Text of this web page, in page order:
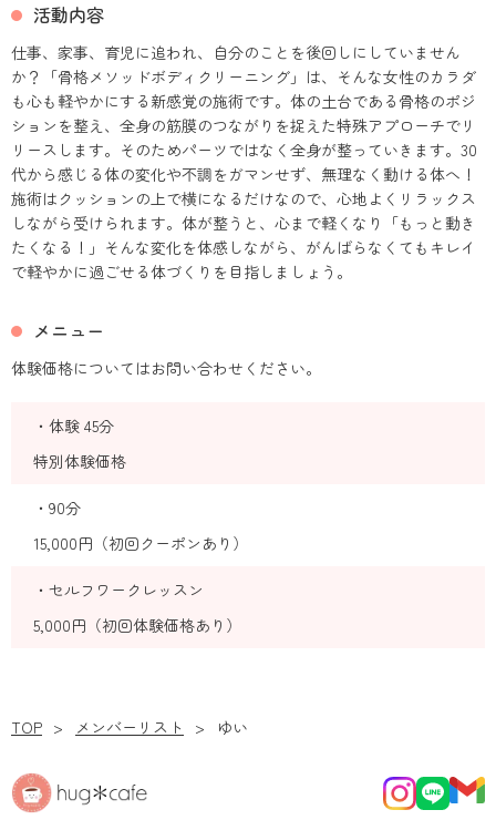
活動内容
仕事、家事、育児に追われ、自分のことを後回しにしていません
か？「骨格メソッドボディクリーニング」は、そんな女性のカラダ
も心も軽やかにする新感覚の施術です。体の土台である骨格のポジ
ションを整え、全身の筋膜のつながりを捉えた特殊アプローチでリ
リースします。そのためパーツではなく全身が整っていきます。30
代から感じる体の変化や不調をガマンせず、無理なく動ける体へ！
施術はクッションの上で横になるだけなので、心地よくリラックス
しながら受けられます。体が整うと、心まで軽くなり「もっと動き
たくなる！」そんな変化を体感しながら、がんばらなくてもキレイ
で軽やかに過ごせる体づくりを目指しましょう。
メニュー
体験価格についてはお問い合わせください。
・体験 45分
特別体験価格
・90分
15,000円（初回クーポンあり）
・セルフワークレッスン
5,000円（初回体験価格あり）
TOP メンバーリスト ゆい